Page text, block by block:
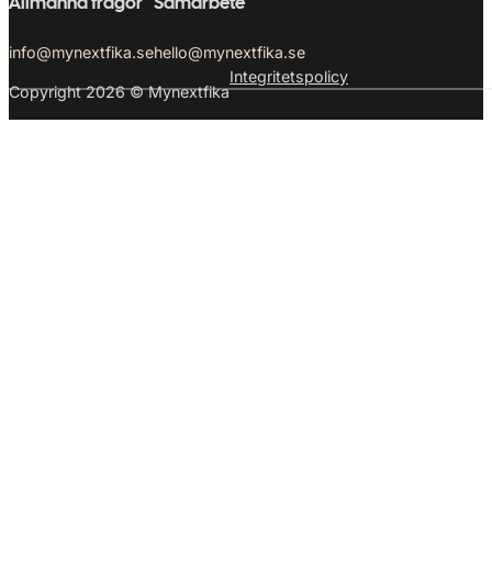
Allmänna frågor
info@mynextfika.se
Samarbete
hello@mynextfika.se
Copyright 2026 © Mynextfika
Integritetspolicy